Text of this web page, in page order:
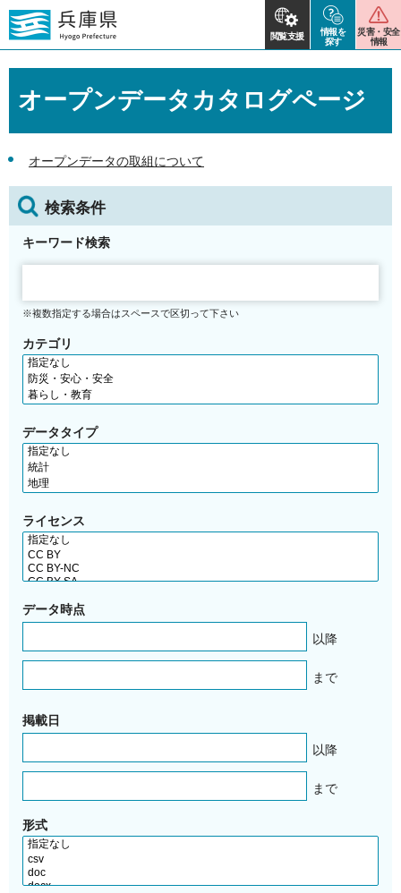
閲覧支援
情報を
探す
災害・安全
情報
オープンデータカタログページ
オープンデータの取組について
検索条件
キーワード検索
※複数指定する場合はスペースで区切って下さい
カテゴリ
データタイプ
ライセンス
データ時点
以降
まで
掲載日
以降
まで
形式